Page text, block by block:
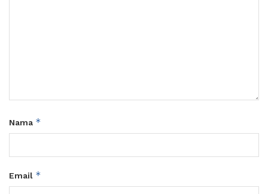
Nama *
Email *